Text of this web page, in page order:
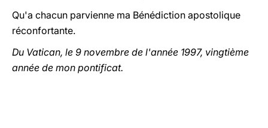
Qu'a chacun parvienne ma Bénédiction apostolique
réconfortante.
Du Vatican, le 9 novembre de l'année 1997, vingtième
année de mon pontificat.